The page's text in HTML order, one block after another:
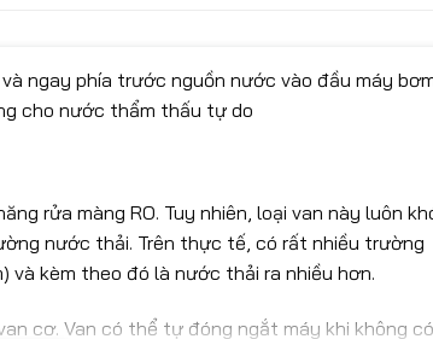
ngay phía trước nguồn nước vào đầu máy
cho nước thẩm thấu tự do
rửa màng RO. Tuy nhiên, loại van này luôn
nước thải. Trên thực tế, có rất nhiều trường
và kèm theo đó là nước thải ra nhiều hơn.
cơ. Van có thể tự đóng ngắt máy khi không có